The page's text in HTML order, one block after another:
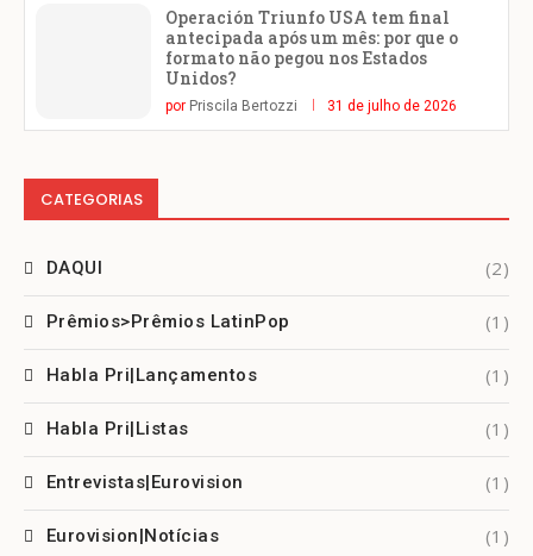
Operación Triunfo USA tem final
antecipada após um mês: por que o
formato não pegou nos Estados
Unidos?
por Priscila Bertozzi 31 de julho de 2026
CATEGORIAS
DAQUI (2)
Prêmios>Prêmios LatinPop (1)
Habla Pri|Lançamentos (1)
Habla Pri|Listas (1)
Entrevistas|Eurovision (1)
Eurovision|Notícias (1)